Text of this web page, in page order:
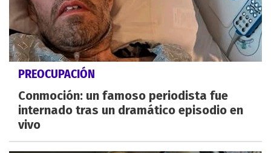
PREOCUPACIÓN
Conmoción: un famoso periodista fue
internado tras un dramático episodio en
vivo